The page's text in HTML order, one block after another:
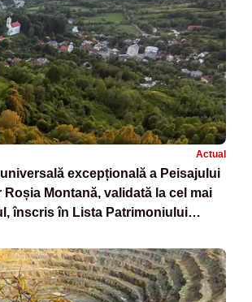
Actual
universală excepțională a Peisajului
Montană, validată la cel mai
înscris în Lista Patrimoniului